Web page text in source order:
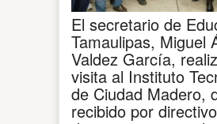
El secretario de
Tamaulipas, Miguel
Valdez García,
visita al Instituto
de Ciudad Madero,
recibido por